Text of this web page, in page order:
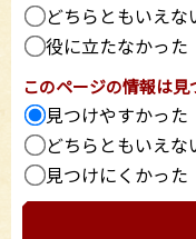
どちらともいえな
役に立たなかった
このページの情報は
見つけやすかった
どちらともいえな
見つけにくかった